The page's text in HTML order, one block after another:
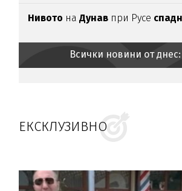
Нивото наДунав при Русе
Всички новини от днес:
ЕКСКЛУЗИВНО